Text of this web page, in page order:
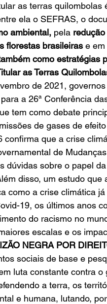
as terras
ela o SEFRAS, o
ambiental, pela
florestas brasileiras e
como estratégias
as Terras
de 2021,
a 26ª Conferência
tem como debate
de gases de
confirma que a crise
de
dúvidas sobre o papel
disso, um estudo
como a crise climática
19, os últimos anos
do racismo no
escalas e os
NEGRA POR
sociais de base e
luta constante contra
a terra, os
e humana, lutando,